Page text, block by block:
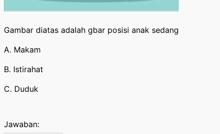
Gambar diatas adalah gbar posisi anak sedang
A. Makam
B. Istirahat
C. Duduk
Jawaban: